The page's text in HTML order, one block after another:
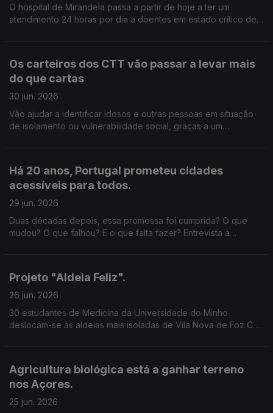
O hospital de Mirandela passa a partir de hoje a ter um
atendimento 24 horas por dia a doentes em estado crítico de
Os carteiros dos CTT vão passar a levar mais
do que cartas
30 jun. 2026
Vão ajudar a identificar idosos e outras pessoas em situação
de isolamento ou vulnerabilidade social, graças a um
Há 20 anos, Portugal prometeu cidades
acessíveis para todos.
29 jun. 2026
Duas décadas depois, essa promessa foi cumprida? O que
mudou? O que falhou? E o que falta fazer? Entrevista à
Projeto "Aldeia Feliz".
26 jun. 2026
30 estudantes de Medicina da Universidade do Minho
deslocam-se às aldeias mais isoladas de Vila Nova de Foz Côa
Agricultura biológica está a ganhar terreno
nos Açores.
25 jun. 2026